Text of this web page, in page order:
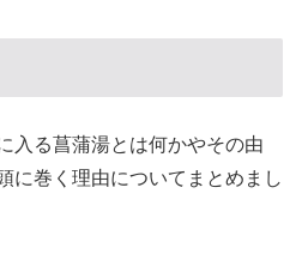
入る菖蒲湯とは何かやその由
に巻く理由についてまとめまし